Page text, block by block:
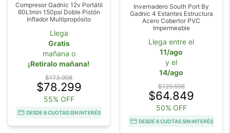
Compresor Gadnic 12v Portátil
60Ltmin 150psi Doble Pistón
Inflador Multipropósito
Llega
Gratis
mañana o
¡Retiralo mañana!
$173.998
$78.299
55% OFF
DESDE 6 CUOTAS SIN INTERÉS
Invernadero South Port By
Gadnic 4 Estantes Estructura
Acero Cobertor PVC
Impermeable
Llega entre el
11/ago
y el
14/ago
$129.698
$64.849
50% OFF
DESDE 6 CUOTAS SIN INTERÉS